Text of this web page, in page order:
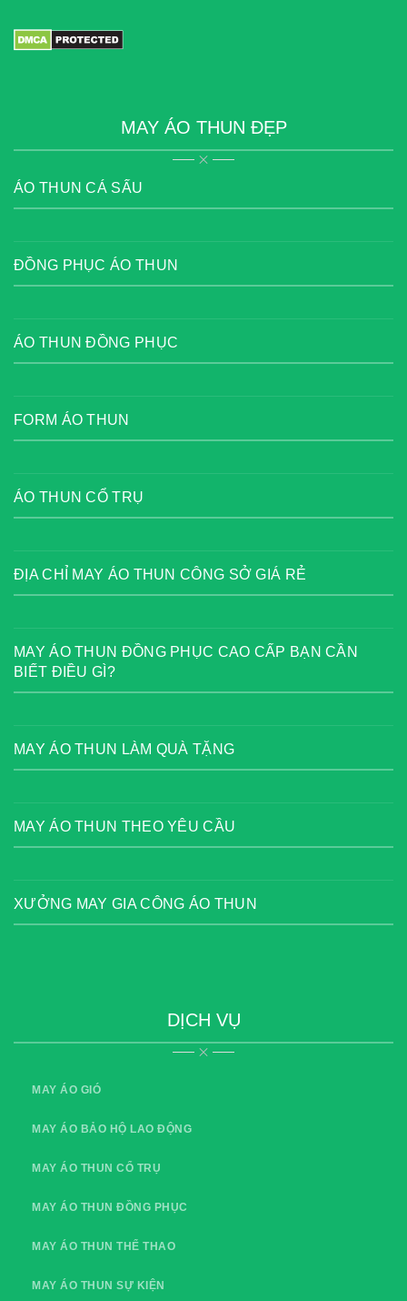
MAY ÁO THUN ĐẸP
ÁO THUN CÁ SẤU
ĐỒNG PHỤC ÁO THUN
ÁO THUN ĐỒNG PHỤC
FORM ÁO THUN
ÁO THUN CỔ TRỤ
ĐỊA CHỈ MAY ÁO THUN CÔNG SỞ GIÁ RẺ
MAY ÁO THUN ĐỒNG PHỤC CAO CẤP BẠN CẦN
BIẾT ĐIỀU GÌ?
MAY ÁO THUN LÀM QUÀ TẶNG
MAY ÁO THUN THEO YÊU CẦU
XƯỞNG MAY GIA CÔNG ÁO THUN
DỊCH VỤ
MAY ÁO GIÓ
MAY ÁO BẢO HỘ LAO ĐỘNG
MAY ÁO THUN CỔ TRỤ
MAY ÁO THUN ĐỒNG PHỤC
MAY ÁO THUN THỂ THAO
MAY ÁO THUN SỰ KIỆN